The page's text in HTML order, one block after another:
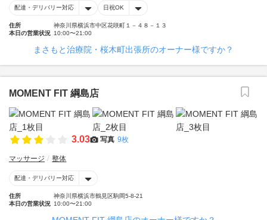
配達・デリバリー対応 日祝OK
住所
神奈川県横浜市中区花咲町１－４８－１３
本日の営業状況 10:00〜21:00
まさもと治療院・桜木町出張所のオーナー様ですか？
MOMENT FIT 綱島店
3.03 写真 9枚
マッサージ 整体
配達・デリバリー対応
住所
神奈川県横浜市鶴見区駒岡5-8-21
本日の営業状況 10:00〜21:00